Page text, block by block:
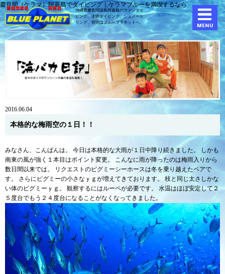
慶良間（ケラマ）阿嘉島でダイビング｜ケラマブルーを満喫するなら
沖縄県慶良間諸島阿嘉島のファンダイ
ビング、体験ダイビング、シュノーケ
リング、宿泊はブループラネットへ
2016.06.04
本格的な梅雨空の１日！！
みなさん、こんばんは。 今日は本格的な大雨が１日中降り続きました。 しかも
南東の風が強く１本目はポイント変更。 こんなに雨が降ったのは梅雨入りから
数日間以来では。 リクエストのピグミーシーホースは冬を乗り越えたペアで
す。 さらにピグミーの小さなｙｇが増えてきております。 枝と同じ太さしかな
い体のピグミーｙｇ。 観察するにはルーペが必要です。 水温はほぼ安定して２
５度台でもう２４度台になることがなくなってきました。